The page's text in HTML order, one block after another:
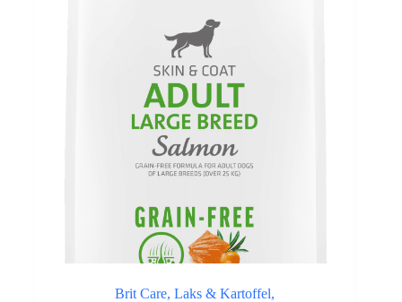
Brit Care, Laks & Kartoffel,